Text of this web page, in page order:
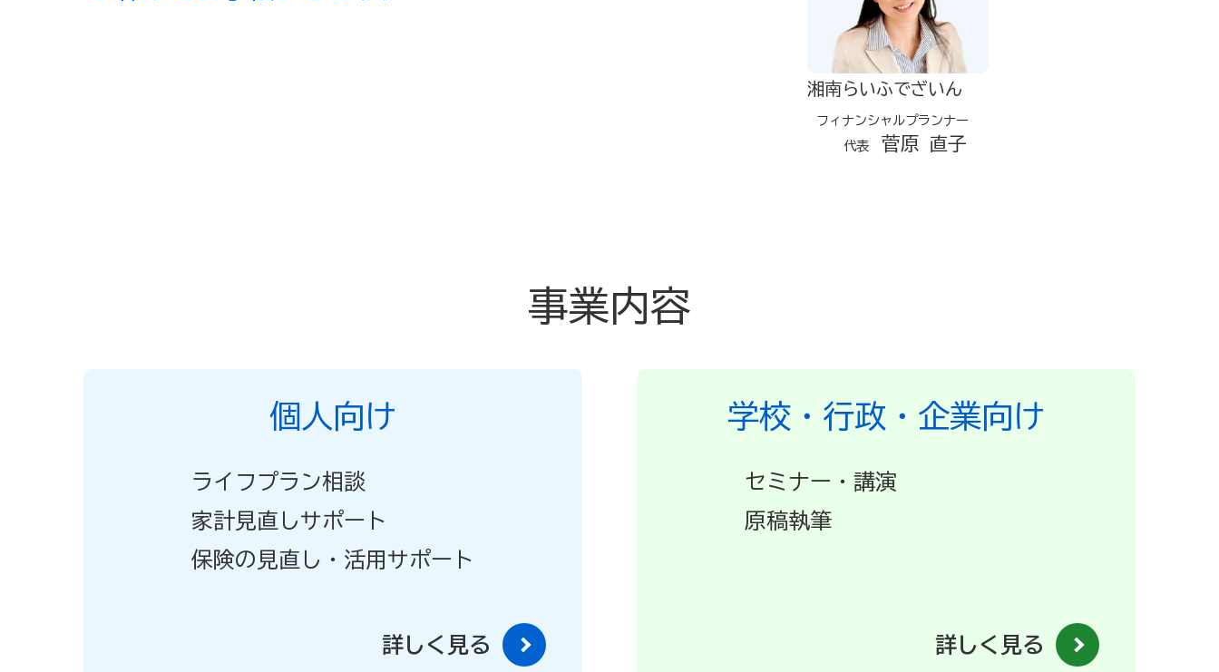
湘南らいふでざいん
フィナンシャルプランナー
代表 菅原 直子
事業内容
個人向け
ライフプラン相談
家計見直しサポート
保険の見直し ・活用サポート
詳しく見る
学校・行政・企業向け
セミナー・講演
原稿執筆
詳しく見る